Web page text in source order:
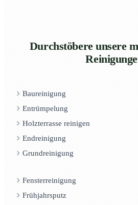
Durchstöbere unsere
Baureinigung
Entrümpelung
Holzterrasse reinigen
Endreinigung
Grundreinigung
Fensterreinigung
Frühjahrsputz